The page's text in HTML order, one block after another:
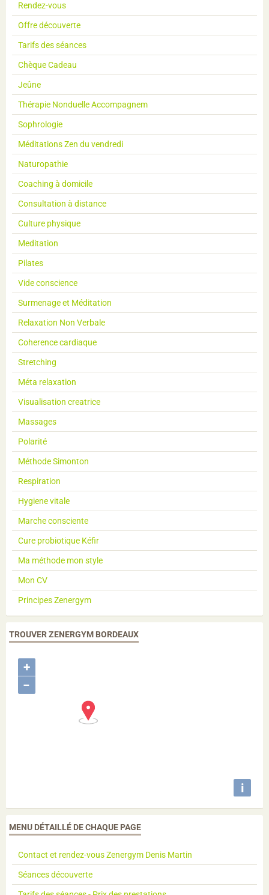
Rendez-vous
Offre découverte
Tarifs des séances
Chèque Cadeau
Jeûne
Thérapie Nonduelle Accompagnem
Sophrologie
Méditations Zen du vendredi
Naturopathie
Coaching à domicile
Consultation à distance
Culture physique
Meditation
Pilates
Vide conscience
Surmenage et Méditation
Relaxation Non Verbale
Coherence cardiaque
Stretching
Méta relaxation
Visualisation creatrice
Massages
Polarité
Méthode Simonton
Respiration
Hygiene vitale
Marche consciente
Cure probiotique Kéfir
Ma méthode mon style
Mon CV
Principes Zenergym
TROUVER ZENERGYM BORDEAUX
+
−
i
MENU DÉTAILLÉ DE CHAQUE PAGE
Contact et rendez-vous Zenergym Denis Martin
Séances découverte